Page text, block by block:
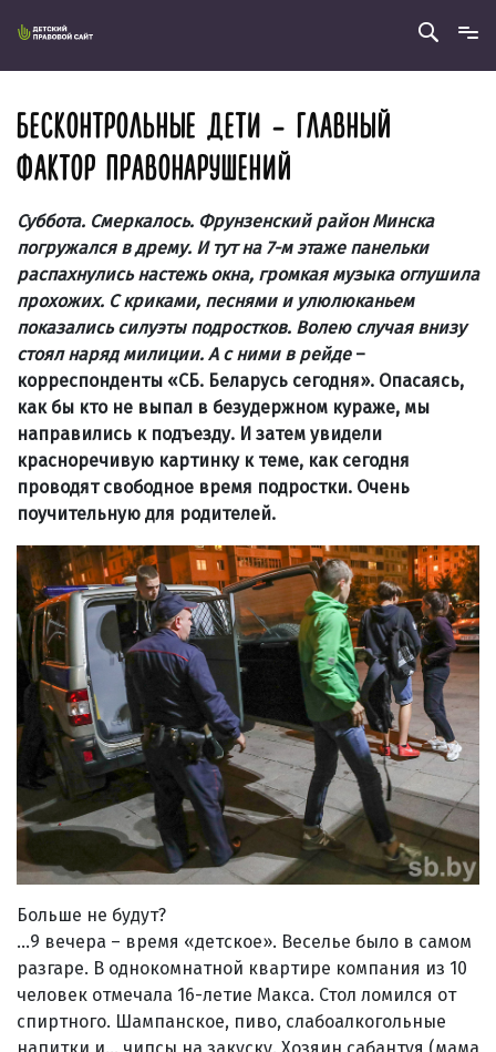
БЕСКОНТРОЛЬНЫЕ ДЕТИ – ГЛАВНЫЙ
ФАКТОР ПРАВОНАРУШЕНИЙ
Суббота. Смеркалось. Фрунзенский район Минска
погружался в дрему. И тут на 7-м этаже панельки
распахнулись настежь окна, громкая музыка оглушила
прохожих. С криками, песнями и улюлюканьем
показались силуэты подростков. Волею случая внизу
стоял наряд милиции. А с ними в рейде –
корреспонденты «СБ. Беларусь сегодня». Опасаясь,
как бы кто не выпал в безудержном кураже, мы
направились к подъезду. И затем увидели
красноречивую картинку к теме, как сегодня
проводят свободное время подростки. Очень
поучительную для родителей.
Больше не будут?
…9 вечера – время «детское». Веселье было в самом
разгаре. В однокомнатной квартире компания из 10
человек отмечала 16-летие Макса. Стол ломился от
спиртного. Шампанское, пиво, слабоалкогольные